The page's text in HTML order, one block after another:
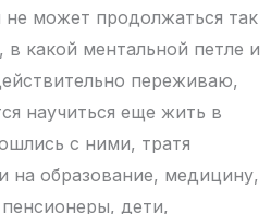
не может продолжаться так
какой ментальной петле и
переживаю,
научиться еще жить в
с ними, тратя
на образование, медицину,
дети,